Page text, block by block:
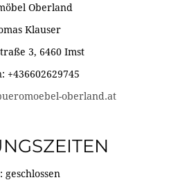
Oberland
Klauser
3, 6460 Imst
+436602629745
oberland.at
geschlossen